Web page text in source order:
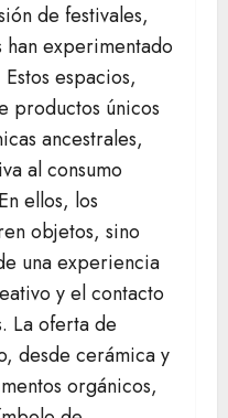
de festivales,
han experimentado
espacios,
productos únicos
ancestrales,
al consumo
ellos, los
objetos, sino
una experiencia
y el contacto
La oferta de
desde cerámica y
orgánicos,